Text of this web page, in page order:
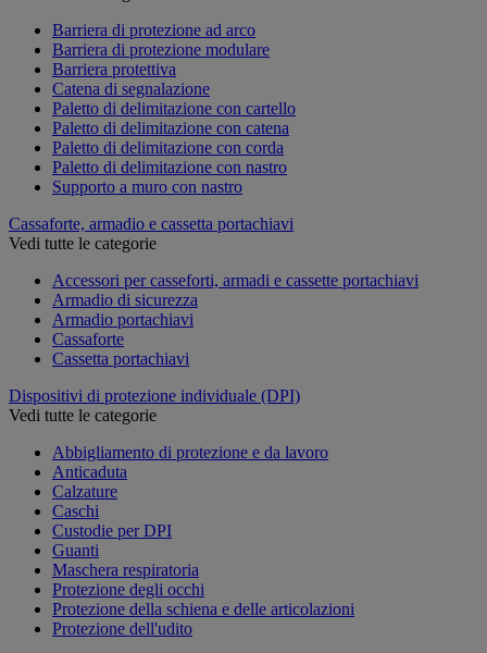
Barriera di protezione ad arco
Barriera di protezione modulare
Barriera protettiva
Catena di segnalazione
Paletto di delimitazione con cartello
Paletto di delimitazione con catena
Paletto di delimitazione con corda
Paletto di delimitazione con nastro
Supporto a muro con nastro
Cassaforte, armadio e cassetta portachiavi
Vedi tutte le categorie
Accessori per casseforti, armadi e cassette portachiavi
Armadio di sicurezza
Armadio portachiavi
Cassaforte
Cassetta portachiavi
Dispositivi di protezione individuale (DPI)
Vedi tutte le categorie
Abbigliamento di protezione e da lavoro
Anticaduta
Calzature
Caschi
Custodie per DPI
Guanti
Maschera respiratoria
Protezione degli occhi
Protezione della schiena e delle articolazioni
Protezione dell'udito